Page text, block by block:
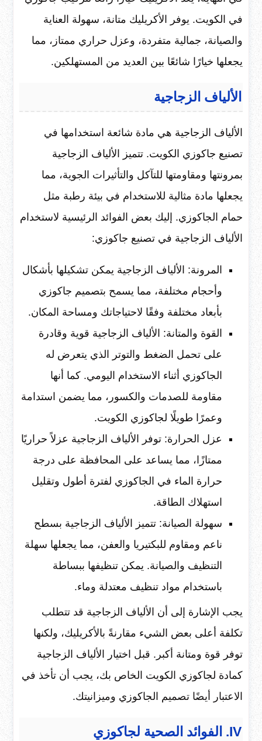
في الكويت. يوفر الأكريليك متانة، سهولة العناية
والصيانة، جمالية متفردة، وعزل حراري ممتاز، مما
يجعلها خيارًا شائعًا بين العديد من المستهلكين.
الألياف الزجاجية
الألياف الزجاجية هي مادة شائعة استخدامها في
تصنيع جاكوزي الكويت. تتميز الألياف الزجاجية
بمرونتها ومقاومتها للتآكل والتأثيرات الجوية، مما
يجعلها مادة مثالية للاستخدام في بيئة رطبة مثل
حمام الجاكوزي. إليك بعض الفوائد الرئيسية لاستخدام
الألياف الزجاجية في تصنيع جاكوزي:
المرونة: الألياف الزجاجية يمكن تشكيلها بأشكال
وأحجام مختلفة، مما يسمح بتصميم جاكوزي
بأبعاد مختلفة وفقًا لاحتياجاتك ومساحة المكان.
القوة والمتانة: الألياف الزجاجية قوية وقادرة
على تحمل الضغط والتوتر الذي يتعرض له
الجاكوزي أثناء الاستخدام اليومي. كما أنها
مقاومة للصدمات والكسور، مما يضمن استدامة
وعمرًا طويلًا لجاكوزي الكويت.
عزل الحرارة: توفر الألياف الزجاجية عزلاً حراريًا
ممتازًا، مما يساعد على المحافظة على درجة
حرارة الماء في الجاكوزي لفترة أطول وتقليل
استهلاك الطاقة.
سهولة الصيانة: تتميز الألياف الزجاجية بسطح
ناعم ومقاوم للبكتيريا والعفن، مما يجعلها سهلة
التنظيف والصيانة. يمكن تنظيفها ببساطة
باستخدام مواد تنظيف معتدلة وماء.
يجب الإشارة إلى أن الألياف الزجاجية قد تتطلب
تكلفة أعلى بعض الشيء مقارنةً بالأكريليك، ولكنها
توفر قوة ومتانة أكبر. قبل اختيار الألياف الزجاجية
كمادة لجاكوزي الكويت الخاص بك، يجب أن تأخذ في
الاعتبار أيضًا تصميم الجاكوزي وميزانيتك.
IV. الفوائد الصحية لجاكوزي